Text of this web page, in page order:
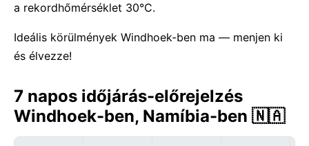
a rekordhőmérséklet 30°C.
Ideális körülmények Windhoek-ben ma — menjen ki
és élvezze!
7 napos időjárás-előrejelzés
Windhoek-ben, Namíbia-ben 🇳🇦